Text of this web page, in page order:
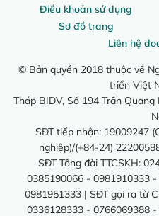
Điều khoản sử dụng
Sơ đồ trang
Liên hệ
© Bản quyền 2018 thuộc về
triển Việt
Tháp BIDV, Số 194 Trần
SĐT tiếp nhận: 19009247
nghiệp)/(+84-24)
SĐT Tổng đài TTCSKH:
0385190066 - 0981910333
0981951333 | SĐT gọi ra từ
0336128333 - 0766069388